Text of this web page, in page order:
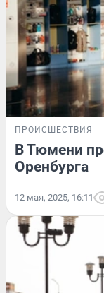
ПРОИСШЕСТВИЯ
В Тюмени
Оренбурга
12 мая, 2025, 16:11